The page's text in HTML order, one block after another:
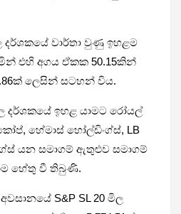
වාර්තා වුණු ඉහළම
එහි අගය ඒකක 50.15කින්
ලෙසින් සටහන් විය.
ඉහළ යාමට රෝයල්
හේමාස් හෝල්ඩිංග්ස්, LB
යන සමාගම් ඇතුළුව සමාගම්
හේතු වී තිබුණි.
S&P SL 20 මිල